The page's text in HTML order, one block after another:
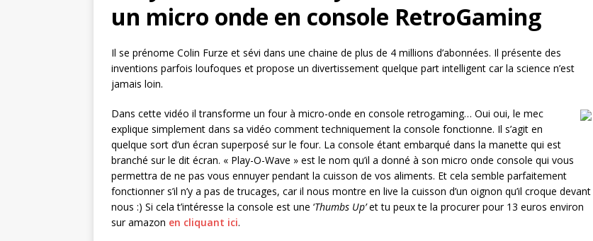
un micro onde en console RetroGaming
Il se prénome Colin Furze et sévi dans une chaine de plus de 4 millions d’abonnées. Il présente des
inventions parfois loufoques et propose un divertissement quelque part intelligent car la science n’est
jamais loin.
Dans cette vidéo il transforme un four à micro-onde en console retrogaming… Oui oui, le mec
explique simplement dans sa vidéo comment techniquement la console fonctionne. Il s’agit en
quelque sort d’un écran superposé sur le four. La console étant embarqué dans la manette qui est
branché sur le dit écran. « Play-O-Wave » est le nom qu’il a donné à son micro onde console qui vous
permettra de ne pas vous ennuyer pendant la cuisson de vos aliments. Et cela semble parfaitement
fonctionner s’il n’y a pas de trucages, car il nous montre en live la cuisson d’un oignon qu’il croque devant
nous :) Si cela t’intéresse la console est une ‘Thumbs Up’et tu peux te la procurer pour 13 euros environ
sur amazon en cliquant ici.